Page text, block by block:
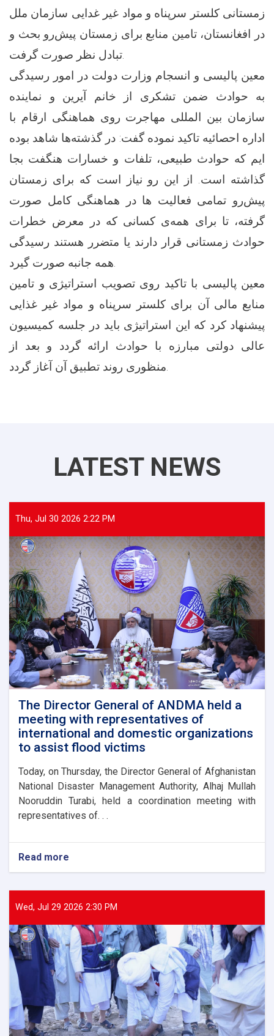
زمستانی کلستر سرپناه و مواد غیر غدایی سازمان ملل
در افغانستان، تامین منابع برای زمستان پیش‌رو بحث و
تبادل نظر صورت گرفت.
معین پالیسی و انسجام وزارت دولت در امور رسیدگی
به حوادث ضمن تشکری از خانم آیرین و نماینده
سازمان بین المللی مهاجرت روی هماهنگی ارقام با
اداره احصائیه تاکید نموده گفت: در گذشته‌ها شاهد بوده
ایم که حوادث طبیعی، تلفات و خسارات هنگفت بجا
گذاشته است. از این رو نیاز است که برای زمستان
پیش‌رو تمامی فعالیت ها در هماهنگی کامل صورت
گرفته، تا برای همه‌ی کسانی که در معرض خطرات
حوادث زمستانی قرار دارند یا متضرر هستند رسیدگی
همه جانبه صورت گیرد.
معین پالیسی با تاکید روی تصویب استراتیژی و تامین
منابع مالی آن برای کلستر سرپناه و مواد غیر غذایی
پیشنهاد کرد که این استراتیژی باید در جلسه کمیسیون
عالی دولتی مبارزه با حوادث ارائه گردد و بعد از
منظوری روند تطبیق آن آغاز گردد.
LATEST NEWS
Thu, Jul 30 2026 2:22 PM
The Director General of ANDMA held a
meeting with representatives of
international and domestic organizations
to assist flood victims
Today, on Thursday, the Director General of Afghanistan
National Disaster Management Authority, Alhaj Mullah
Nooruddin Turabi, held a coordination meeting with
representatives of. . .
Read more
General
of
held
a
meeting
with
representatives
of
international
and
domestic
Wed, Jul 29 2026 2:30 PM